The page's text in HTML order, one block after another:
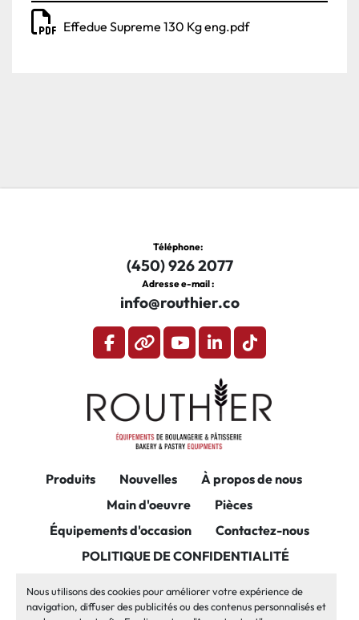
Nous utilisons des cookies pour améliorer votre expérience de
navigation, diffuser des publicités ou des contenus personnalisés et
Effedue Supreme 130 Kg eng.pdf
Téléphone:
(450) 926 2077
Adresse e-mail :
info@routhier.co
facebook
otheryoutubelinkedintiktok
Produits Nouvelles
À propos de nous
Main d'oeuvre
Pièces
Équipements d'occasion
Contactez-nous
POLITIQUE DE CONFIDENTIALITÉ
Gérez les cookies
Site webMachinio SystemparMachinio